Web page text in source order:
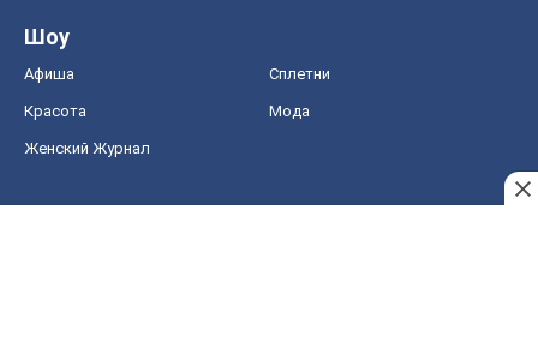
Шоу
Афиша Сплетни
Красота Мода
Женский Журнал